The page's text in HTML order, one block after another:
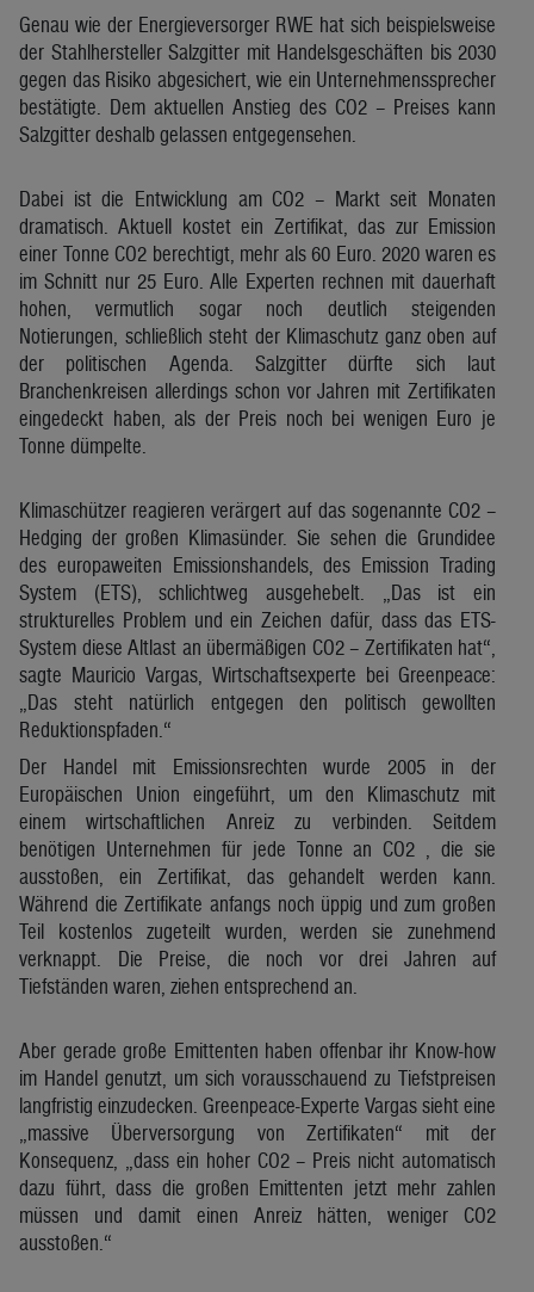
Genau wie der Energieversorger RWE hat sich beispielsweise
der Stahlhersteller Salzgitter mit Handelsgeschäften bis 2030
gegen das Risiko abgesichert, wie ein Unternehmenssprecher
bestätigte. Dem aktuellen Anstieg des CO2 – Preises kann
Salzgitter deshalb gelassen entgegensehen.
Dabei ist die Entwicklung am CO2 – Markt seit Monaten
dramatisch. Aktuell kostet ein Zertifikat, das zur Emission
einer Tonne CO2 berechtigt, mehr als 60 Euro. 2020 waren es
im Schnitt nur 25 Euro. Alle Experten rechnen mit dauerhaft
hohen, vermutlich sogar noch deutlich steigenden
Notierungen, schließlich steht der Klimaschutz ganz oben auf
der politischen Agenda. Salzgitter dürfte sich laut
Branchenkreisen allerdings schon vor Jahren mit Zertifikaten
eingedeckt haben, als der Preis noch bei wenigen Euro je
Tonne dümpelte.
Klimaschützer reagieren verärgert auf das sogenannte CO2 –
Hedging der großen Klimasünder. Sie sehen die Grundidee
des europaweiten Emissionshandels, des Emission Trading
System (ETS), schlichtweg ausgehebelt. „Das ist ein
strukturelles Problem und ein Zeichen dafür, dass das ETS-
System diese Altlast an übermäßigen CO2 – Zertifikaten hat“,
sagte Mauricio Vargas, Wirtschaftsexperte bei Greenpeace:
„Das steht natürlich entgegen den politisch gewollten
Reduktionspfaden.“
Der Handel mit Emissionsrechten wurde 2005 in der
Europäischen Union eingeführt, um den Klimaschutz mit
einem wirtschaftlichen Anreiz zu verbinden. Seitdem
benötigen Unternehmen für jede Tonne an CO2 , die sie
ausstoßen, ein Zertifikat, das gehandelt werden kann.
Während die Zertifikate anfangs noch üppig und zum großen
Teil kostenlos zugeteilt wurden, werden sie zunehmend
verknappt. Die Preise, die noch vor drei Jahren auf
Tiefständen waren, ziehen entsprechend an.
Aber gerade große Emittenten haben offenbar ihr Know-how
im Handel genutzt, um sich vorausschauend zu Tiefstpreisen
langfristig einzudecken. Greenpeace-Experte Vargas sieht eine
„massive Überversorgung von Zertifikaten“ mit der
Konsequenz, „dass ein hoher CO2 – Preis nicht automatisch
dazu führt, dass die großen Emittenten jetzt mehr zahlen
müssen und damit einen Anreiz hätten, weniger CO2
ausstoßen.“